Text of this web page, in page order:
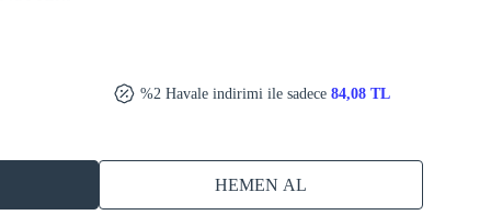
%2 Havale indirimi ile sadece 84,08 TL
HEMEN AL